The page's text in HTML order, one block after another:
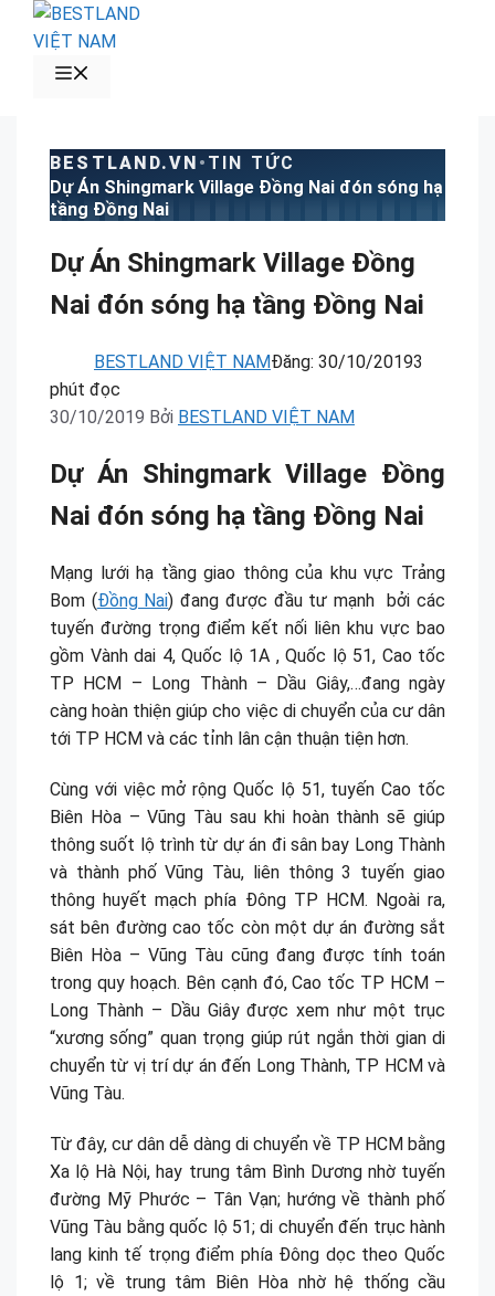
Chuyển
BESTLAND.VN • TIN TỨC
Dự Án Shingmark Village Đồng Nai đón sóng hạ
tầng Đồng Nai
Dự Án Shingmark Village Đồng
Nai đón sóng hạ tầng Đồng Nai
BESTLAND VIỆT NAMĐăng: 30/10/20193
phút đọc
30/10/2019 Bởi BESTLAND VIỆT NAM
Dự Án Shingmark Village Đồng
Nai đón sóng hạ tầng Đồng Nai
Mạng lưới hạ tầng giao thông của khu vực Trảng
Bom (Đồng Nai) đang được đầu tư mạnh bởi các
tuyến đường trọng điểm kết nối liên khu vực bao
gồm Vành dai 4, Quốc lộ 1A , Quốc lộ 51, Cao tốc
TP HCM – Long Thành – Dầu Giây,…đang ngày
càng hoàn thiện giúp cho việc di chuyển của cư dân
tới TP HCM và các tỉnh lân cận thuận tiện hơn.
Cùng với việc mở rộng Quốc lộ 51, tuyến Cao tốc
Biên Hòa – Vũng Tàu sau khi hoàn thành sẽ giúp
thông suốt lộ trình từ dự án đi sân bay Long Thành
và thành phố Vũng Tàu, liên thông 3 tuyến giao
thông huyết mạch phía Đông TP HCM. Ngoài ra,
sát bên đường cao tốc còn một dự án đường sắt
Biên Hòa – Vũng Tàu cũng đang được tính toán
trong quy hoạch. Bên cạnh đó, Cao tốc TP HCM –
Long Thành – Dầu Giây được xem như một trục
“xương sống” quan trọng giúp rút ngắn thời gian di
chuyển từ vị trí dự án đến Long Thành, TP HCM và
Vũng Tàu.
Từ đây, cư dân dễ dàng di chuyển về TP HCM bằng
Xa lộ Hà Nội, hay trung tâm Bình Dương nhờ tuyến
đường Mỹ Phước – Tân Vạn; hướng về thành phố
Vũng Tàu bằng quốc lộ 51; di chuyển đến trục hành
lang kinh tế trọng điểm phía Đông dọc theo Quốc
lộ 1; về trung tâm Biên Hòa nhờ hệ thống cầu